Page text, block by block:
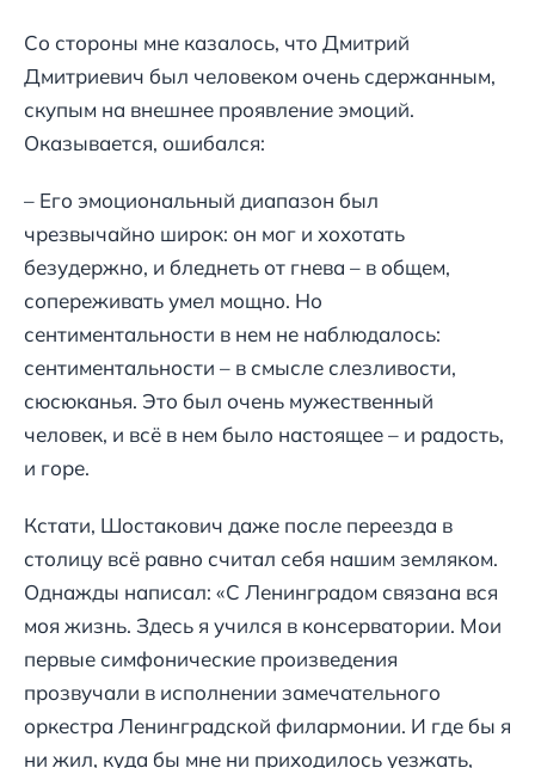
Со стороны мне казалось, что Дмитрий
Дмитриевич был человеком очень сдержанным,
скупым на внешнее проявление эмоций.
Оказывается, ошибался:
– Его эмоциональный диапазон был
чрезвычайно широк: он мог и хохотать
безудержно, и бледнеть от гнева – в общем,
сопереживать умел мощно. Но
сентиментальности в нем не наблюдалось:
сентиментальности – в смысле слезливости,
сюсюканья. Это был очень мужественный
человек, и всё в нем было настоящее – и радость,
и горе.
Кстати, Шостакович даже после переезда в
столицу всё равно считал себя нашим земляком.
Однажды написал: «С Ленинградом связана вся
моя жизнь. Здесь я учился в консерватории. Мои
первые симфонические произведения
прозвучали в исполнении замечательного
оркестра Ленинградской филармонии. И где бы я
ни жил, куда бы мне ни приходилось уезжать,